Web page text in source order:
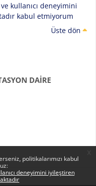
politikalarımızı kabul
deneyimini iyileştiren
kullanıcı deneyimini
kabul etmiyorum
Üste dön
DAIRE